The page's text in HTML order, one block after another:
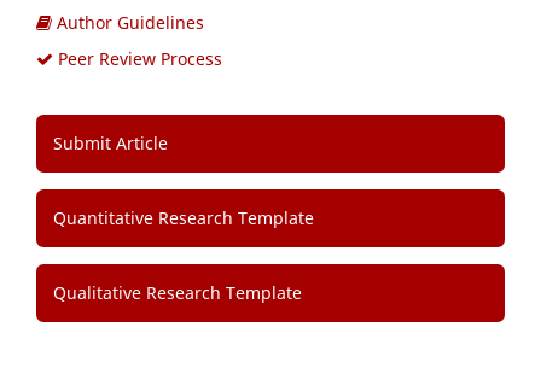
Author Guidelines
Peer Review Process
Submit Article
Quantitative Research Template
Qualitative Research Template